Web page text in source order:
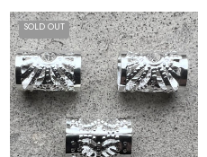
SOLD OUT